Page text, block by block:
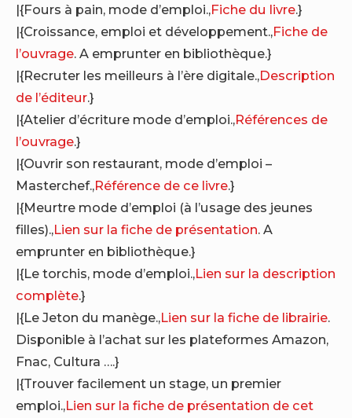
|{Fours à pain, mode d’emploi.,Fiche du livre.}
|{Croissance, emploi et développement.,Fiche de
l’ouvrage. A emprunter en bibliothèque.}
|{Recruter les meilleurs à l’ère digitale.,Description
de l’éditeur.}
|{Atelier d’écriture mode d’emploi.,Références de
l’ouvrage.}
|{Ouvrir son restaurant, mode d’emploi –
Masterchef.,Référence de ce livre.}
|{Meurtre mode d’emploi (à l’usage des jeunes
filles).,Lien sur la fiche de présentation. A
emprunter en bibliothèque.}
|{Le torchis, mode d’emploi.,Lien sur la description
complète.}
|{Le Jeton du manège.,Lien sur la fiche de librairie.
Disponible à l’achat sur les plateformes Amazon,
Fnac, Cultura ….}
|{Trouver facilement un stage, un premier
emploi.,Lien sur la fiche de présentation de cet